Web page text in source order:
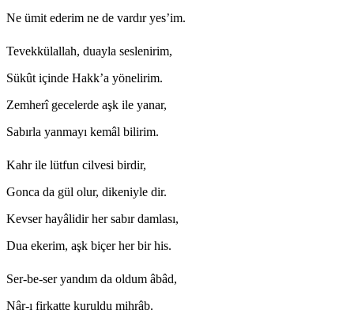
Ne ümit ederim ne de vardır yes’im.
Tevekkülallah, duayla seslenirim,
Sükût içinde Hakk’a yönelirim.
Zemherî gecelerde aşk ile yanar,
Sabırla yanmayı kemâl bilirim.
Kahr ile lütfun cilvesi birdir,
Gonca da gül olur, dikeniyle dir.
Kevser hayâlidir her sabır damlası,
Dua ekerim, aşk biçer her bir his.
Ser-be-ser yandım da oldum âbâd,
Nâr-ı firkatte kuruldu mihrâb.